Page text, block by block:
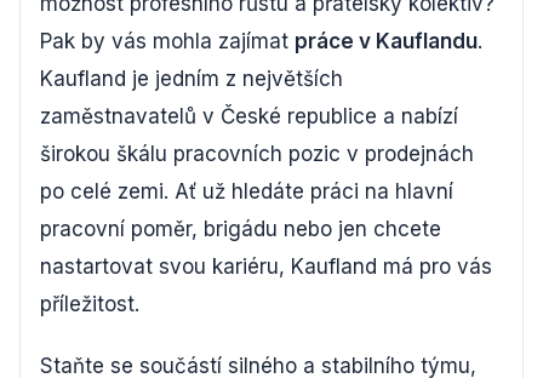
Pak by vás mohla zajímat práce v Kauflandu.
Kaufland je jedním z největších
zaměstnavatelů v České republice a nabízí
širokou škálu pracovních pozic v prodejnách
po celé zemi. Ať už hledáte práci na hlavní
pracovní poměr, brigádu nebo jen chcete
nastartovat svou kariéru, Kaufland má pro vás
příležitost.
Staňte se součástí silného a stabilního týmu,